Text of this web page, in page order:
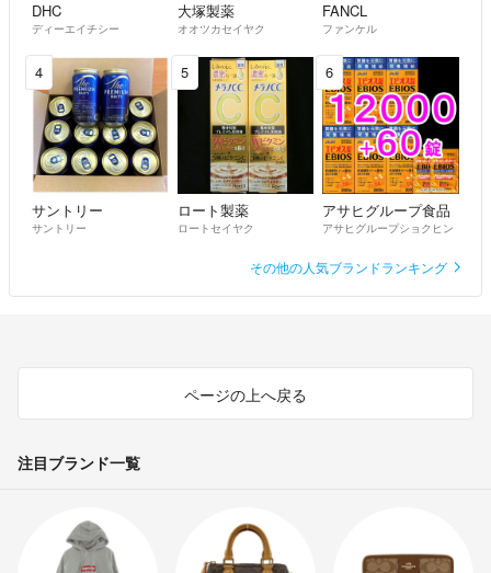
DHC
ディーエイチシー
大塚製薬
オオツカセイヤク
FANCL
ファンケル
4
サントリー
サントリー
5
ロート製薬
ロートセイヤク
6
アサヒグループ食品
アサヒグループショクヒン
その他の人気ブランドランキング
ページの上へ戻る
注目ブランド一覧